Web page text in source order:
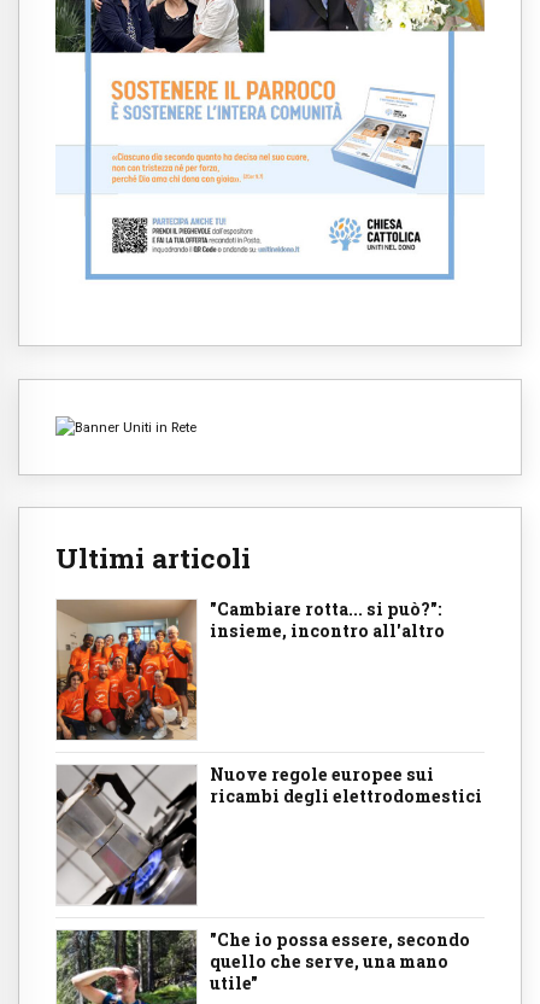
Ultimi articoli
"Cambiare rotta... si può?":
insieme, incontro all'altro
Nuove regole europee sui
ricambi degli elettrodomestici
"Che io possa essere, secondo
quello che serve, una mano
utile"